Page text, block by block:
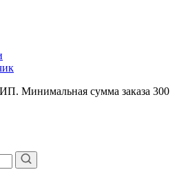
Минимальная сумма заказа 300